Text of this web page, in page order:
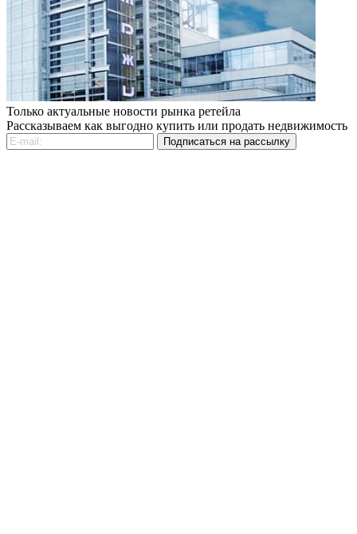
Только актуальные новости рынка ретейла
Рассказываем как выгодно купить или продать недвижимость